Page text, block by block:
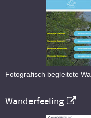
Fotografisch begleitete
Wanderfeeling